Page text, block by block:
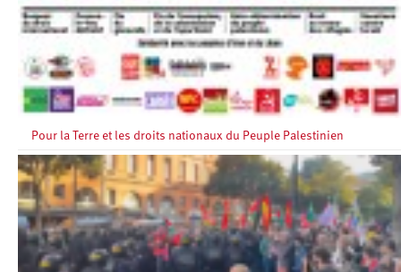
Pour la Terre et les droits nationaux du Peuple Palestinien